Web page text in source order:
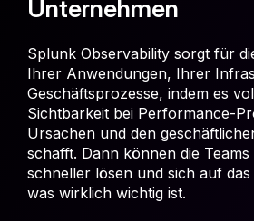
Unternehmen
Splunk Observability sorgt für
Ihrer Anwendungen, Ihrer
Geschäftsprozesse, indem es
Sichtbarkeit bei Performance-
Ursachen und den
schafft. Dann können die
schneller lösen und sich auf
was wirklich wichtig ist.